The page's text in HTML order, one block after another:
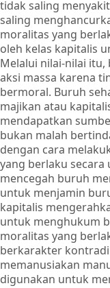
tidak saling
saling
moralitas yang
oleh kelas kapitalis
Melalui nilai-nilai
aksi massa karena
bermoral. Buruh
majikan atau
mendapatkan
bukan malah
dengan cara
yang berlaku secara
mencegah buruh
untuk menjamin
kapitalis
untuk menghukum
moralitas yang
berkarakter
memanusiakan
digunakan untuk